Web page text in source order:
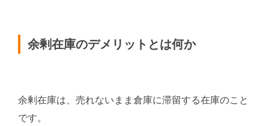
余剰在庫のデメリットとは何か
余剰在庫は、売れないまま倉庫に滞留する在庫のこと
です。